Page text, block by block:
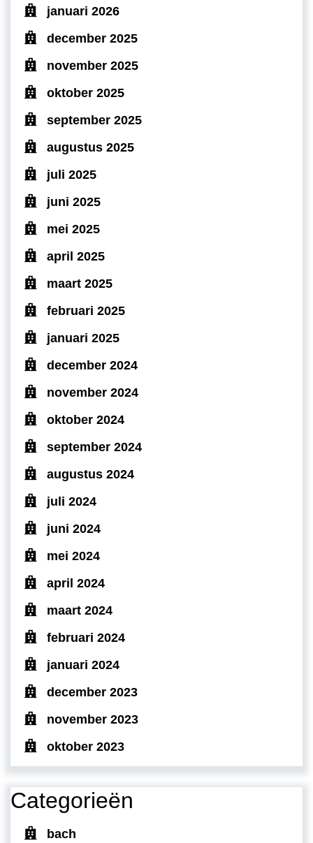
januari 2026
december 2025
november 2025
oktober 2025
september 2025
augustus 2025
juli 2025
juni 2025
mei 2025
april 2025
maart 2025
februari 2025
januari 2025
december 2024
november 2024
oktober 2024
september 2024
augustus 2024
juli 2024
juni 2024
mei 2024
april 2024
maart 2024
februari 2024
januari 2024
december 2023
november 2023
oktober 2023
Categorieën
bach